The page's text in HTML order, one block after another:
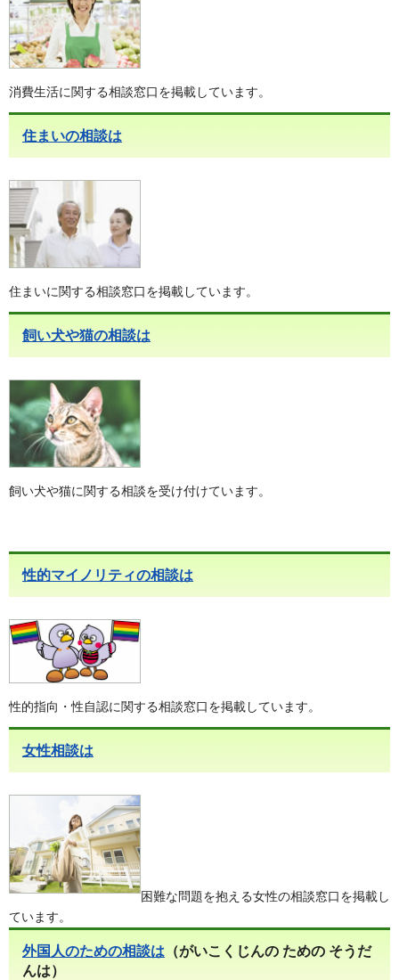
消費生活に関する相談窓口を掲載しています。
住まいの相談は
住まいに関する相談窓口を掲載しています。
飼い犬や猫の相談は
飼い犬や猫に関する相談を受け付けています。
性的マイノリティの相談は
性的指向・性自認に関する相談窓口を掲載しています。
女性相談は
困難な問題を抱える女性の相談窓口を掲載し
ています。
外国人のための相談は （がいこくじんの ための そうだ
んは）